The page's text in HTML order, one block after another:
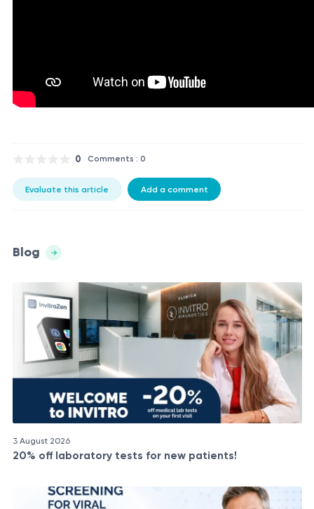
0 Comments : 0
Evaluate this article Add a comment
Blog
3 August 2026
20% off laboratory tests for new patients!